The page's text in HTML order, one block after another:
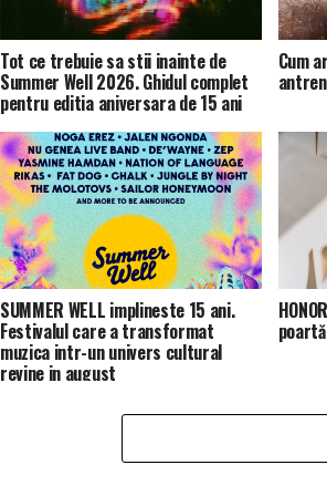
Tot ce trebuie sa stii inainte de
Summer Well 2026. Ghidul complet
pentru editia aniversara de 15 ani
Cum
SUMMER WELL implineste 15 ani.
Festivalul care a transformat
muzica intr-un univers cultural
revine in august
poartă